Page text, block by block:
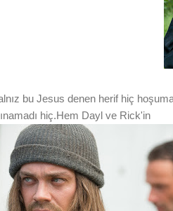
bu Jesus denen herif hiç
hiç.Hem Dayl ve Rick'in